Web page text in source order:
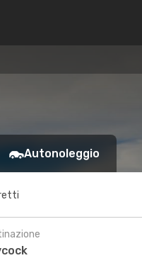
Autonoleggio